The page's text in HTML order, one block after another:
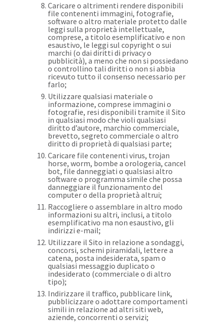
Caricare o altrimenti rendere disponibili
file contenenti immagini, fotografie,
software o altro materiale protetto dalle
leggi sulla proprietà intellettuale,
comprese, a titolo esemplificativo e non
esaustivo, le leggi sul copyright o sui
marchi (o dai diritti di privacy o
pubblicità), a meno che non si possiedano
o controllino tali diritti o non si abbia
ricevuto tutto il consenso necessario per
farlo;
Utilizzare qualsiasi materiale o
informazione, comprese immagini o
fotografie, resi disponibili tramite il Sito
in qualsiasi modo che violi qualsiasi
diritto d’autore, marchio commerciale,
brevetto, segreto commerciale o altro
diritto di proprietà di qualsiasi parte;
Caricare file contenenti virus, trojan
horse, worm, bombe a orologeria, cancel
bot, file danneggiati o qualsiasi altro
software o programma simile che possa
danneggiare il funzionamento del
computer o della proprietà altrui;
Raccogliere o assemblare in altro modo
informazioni su altri, inclusi, a titolo
esemplificativo ma non esaustivo, gli
indirizzi e-mail;
Utilizzare il Sito in relazione a sondaggi,
concorsi, schemi piramidali, lettere a
catena, posta indesiderata, spam o
qualsiasi messaggio duplicato o
indesiderato (commerciale o di altro
tipo);
Indirizzare il traffico, pubblicare link,
pubblicizzare o adottare comportamenti
simili in relazione ad altri siti web,
aziende, concorrenti o servizi;